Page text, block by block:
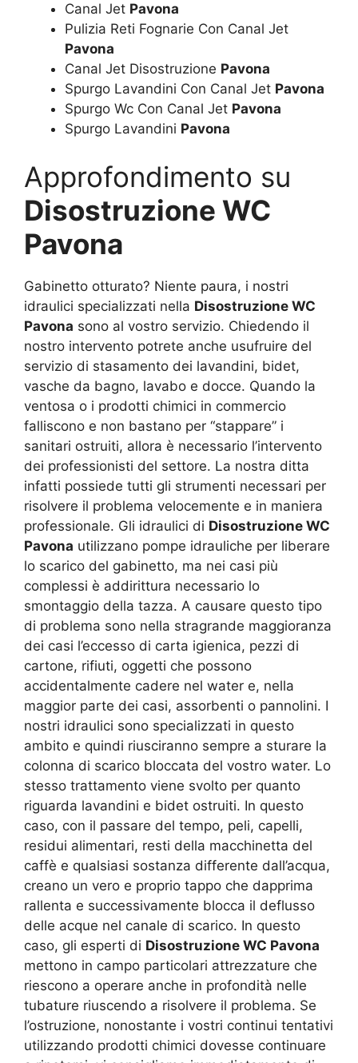
Canal Jet Pavona
Pulizia Reti Fognarie Con Canal Jet
Pavona
Canal Jet Disostruzione Pavona
Spurgo Lavandini Con Canal Jet Pavona
Spurgo Wc Con Canal Jet Pavona
Spurgo Lavandini Pavona
Approfondimento su
Disostruzione WC
Pavona
Gabinetto otturato? Niente paura, i nostri
idraulici specializzati nella Disostruzione WC
Pavona sono al vostro servizio. Chiedendo il
nostro intervento potrete anche usufruire del
servizio di stasamento dei lavandini, bidet,
vasche da bagno, lavabo e docce. Quando la
ventosa o i prodotti chimici in commercio
falliscono e non bastano per “stappare” i
sanitari ostruiti, allora è necessario l’intervento
dei professionisti del settore. La nostra ditta
infatti possiede tutti gli strumenti necessari per
risolvere il problema velocemente e in maniera
professionale. Gli idraulici di Disostruzione WC
Pavona utilizzano pompe idrauliche per liberare
lo scarico del gabinetto, ma nei casi più
complessi è addirittura necessario lo
smontaggio della tazza. A causare questo tipo
di problema sono nella stragrande maggioranza
dei casi l’eccesso di carta igienica, pezzi di
cartone, rifiuti, oggetti che possono
accidentalmente cadere nel water e, nella
maggior parte dei casi, assorbenti o pannolini. I
nostri idraulici sono specializzati in questo
ambito e quindi riusciranno sempre a sturare la
colonna di scarico bloccata del vostro water. Lo
stesso trattamento viene svolto per quanto
riguarda lavandini e bidet ostruiti. In questo
caso, con il passare del tempo, peli, capelli,
residui alimentari, resti della macchinetta del
caffè e qualsiasi sostanza differente dall’acqua,
creano un vero e proprio tappo che dapprima
rallenta e successivamente blocca il deflusso
delle acque nel canale di scarico. In questo
caso, gli esperti di Disostruzione WC Pavona
mettono in campo particolari attrezzature che
riescono a operare anche in profondità nelle
tubature riuscendo a risolvere il problema. Se
l’ostruzione, nonostante i vostri continui tentativi
utilizzando prodotti chimici dovesse continuare